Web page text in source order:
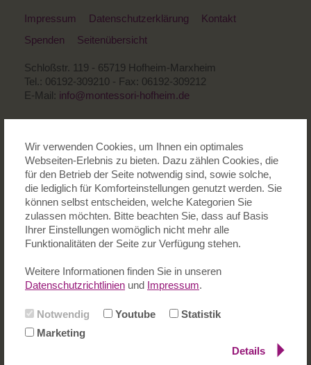
Wir verwenden Cookies, um Ihnen ein optimales
Webseiten-Erlebnis zu bieten. Dazu zählen Cookies, die
für den Betrieb der Seite notwendig sind, sowie solche,
die lediglich für Komforteinstellungen genutzt werden. Sie
können selbst entscheiden, welche Kategorien Sie
zulassen möchten. Bitte beachten Sie, dass auf Basis
Ihrer Einstellungen womöglich nicht mehr alle
Funktionalitäten der Seite zur Verfügung stehen.
Weitere Informationen finden Sie in unseren
Datenschutzrichtlinien und Impressum.
Notwendig Youtube
Statistik
Marketing
Details
Impressum Datenschutzerklärung
Kontakt
Spenden
Seitenübersicht
Schloßstr. 119 - 65719 Hofheim-Marxheim
Tel.: 06192-309210 - Fax: 06192-309212
E-Mail: info@montessori-hofheim.de
Wir sind Mitglied in folgenden Montessori-Verbänden: